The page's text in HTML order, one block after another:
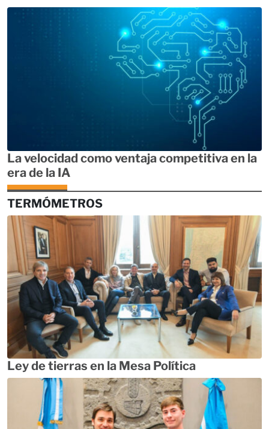
La velocidad como ventaja competitiva en la
era de la IA
TERMÓMETROS
Ley de tierras en la Mesa Política